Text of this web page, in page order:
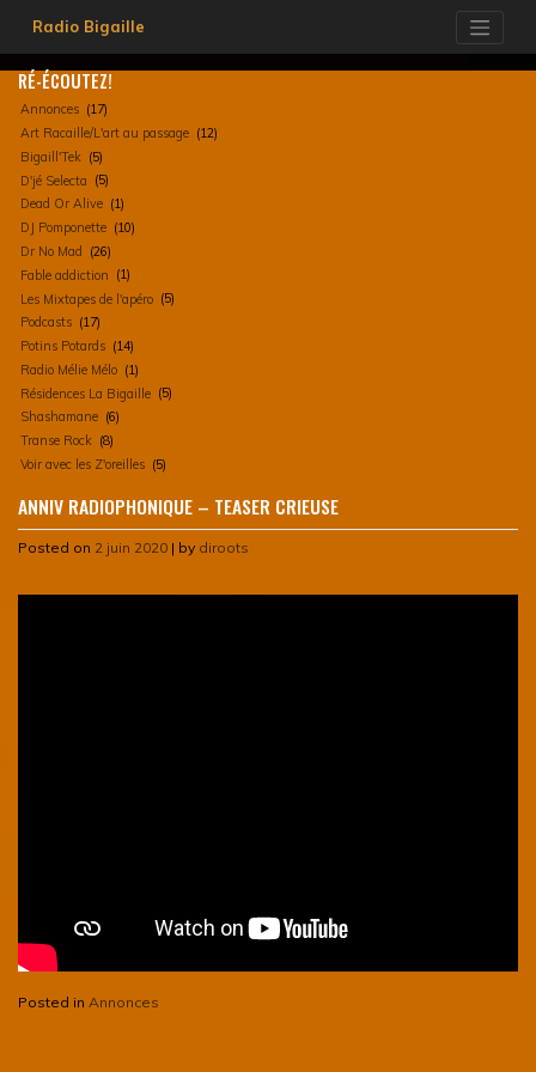
content
Radio Bigaille
RÉ-ÉCOUTEZ!
Annonces (17)
Art Racaille/L'art au passage (12)
Bigaill'Tek (5)
D'jé Selecta (5)
Dead Or Alive (1)
DJ Pomponette (10)
Dr No Mad
(26)
Fable addiction (1)
Les Mixtapes de l'apéro (5)
Podcasts (17)
Potins Potards (14)
Radio Mélie Mélo (1)
Résidences La Bigaille (5)
Shashamane (6)
Transe Rock (8)
Voir avec les Z'oreilles (5)
ANNIV RADIOPHONIQUE – TEASER CRIEUSE
Posted on 2 juin 2020 | by diroots
Posted in Annonces